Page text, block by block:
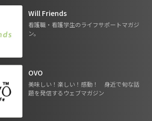
Will Friends
看護職・看護学生のライフサポートマガジ
ン。
OVO
美味しい！楽しい！感動！ 身近で旬な話
題を発信するウェブマガジン